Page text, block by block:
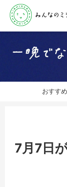
おすすめ
7月7日